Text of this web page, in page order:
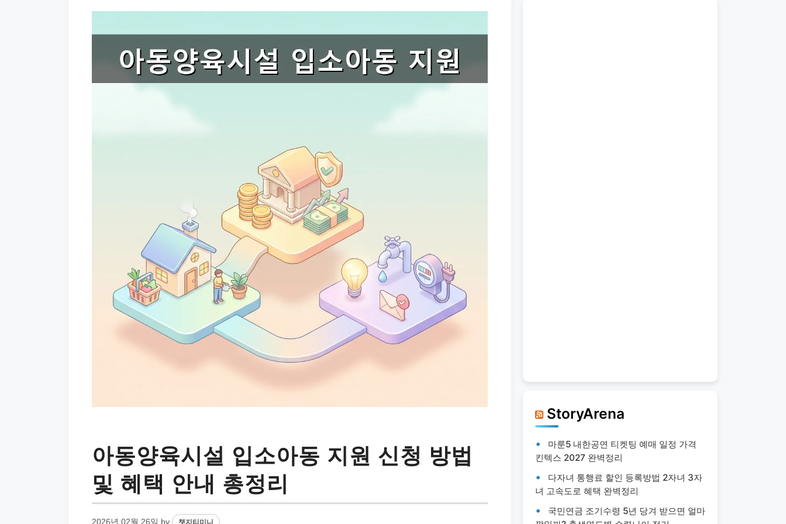
아동양육시설 입소아동 지원 신청 방법
및 혜택 안내 총정리
2026년 02월 26일 by 챗지티미니
StoryArena
마룬5 내한공연 티켓팅 예매 일정 가격
킨텍스 2027 완벽정리
다자녀 통행료 할인 등록방법 2자녀 3자
녀 고속도로 혜택 완벽정리
국민연금 조기수령 5년 당겨 받으면 얼마